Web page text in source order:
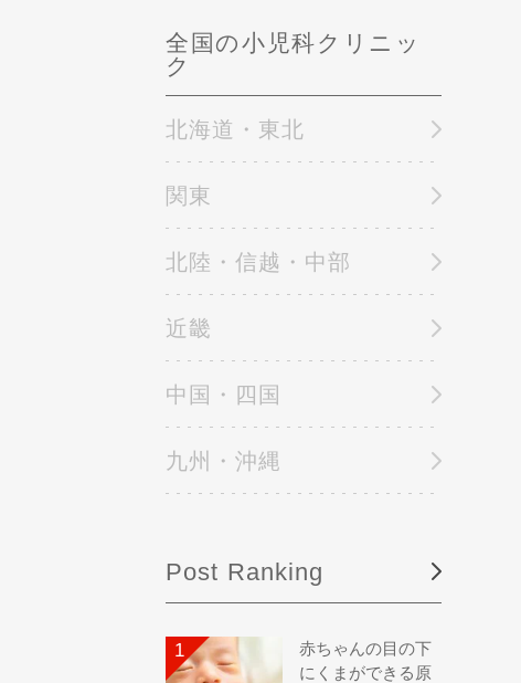
全国の小児科クリニッ
ク
北海道・東北
関東
北陸・信越・中部
近畿
中国・四国
九州・沖縄
Post Ranking
赤ちゃんの目の下
にくまができる原